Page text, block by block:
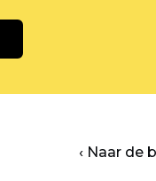
‹ Naar de